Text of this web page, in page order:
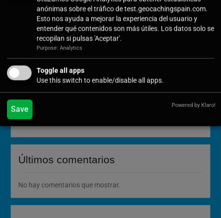
Cómo Vivir la Magia del Próximo Eclipse Solar Total del 12
de Agosto
¡Ya está aquí la nueva colección de Tesoros: Bingo 2026!
Descubre la belleza de Isla (Cantabria) a través de sus
tesoros: Un recorrido inolvidable entre marismas y
acantilados
el «Mal Fario» de los Astros
Tradición y Geocaching en Tolbaños de Arriba
Últimos comentarios
No hay comentarios que mostrar.
anónimas sobre el tráfico de test.geocachingspain.com.
Esto nos ayuda a mejorar la experiencia del usuario y
entender qué contenidos son más útiles. Los datos solo se
recopilan si pulsas 'Aceptar'.
Purpose: Analytics
Toggle all apps
Use this switch to enable/disable all apps.
Save Powered by Klaro!